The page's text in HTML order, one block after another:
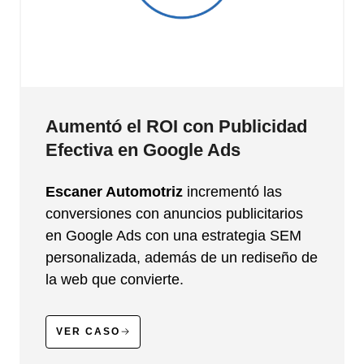
Aumentó el ROI con Publicidad
Efectiva en Google Ads
Escaner Automotriz incrementó las
conversiones con anuncios publicitarios
en Google Ads con una estrategia SEM
personalizada, además de un rediseño de
la web que convierte.
VER CASO